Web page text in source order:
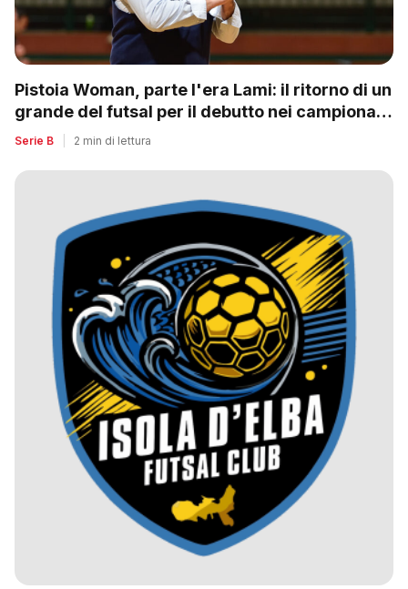
Pistoia Woman, parte l'era Lami: il ritorno di un
grande del futsal per il debutto nei campionati
nazionali
Serie B 2 min di lettura